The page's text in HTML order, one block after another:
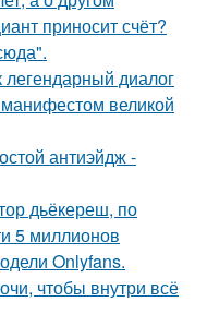
приносит счёт?
легендарный диалог
великой
антиэйдж -
дьёкереш, по
5 миллионов
Onlyfans.
чтобы внутри всё